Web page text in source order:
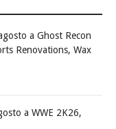
a Ghost Recon
Renovations, Wax
a WWE 2K26,